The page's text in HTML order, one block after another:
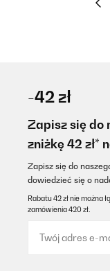
-42 zł
Zapisz się do
zniżkę 42 zł*
Zapisz się do
dowiedzieć się o
Rabatu 42 zł nie można
zamówienia 420 zł.